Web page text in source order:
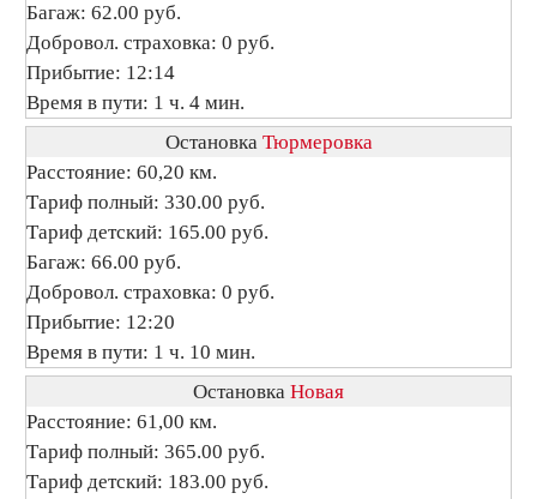
Багаж: 62.00 руб.
Добровол. страховка: 0 руб.
Прибытие: 12:14
Время в пути: 1 ч. 4 мин.
Остановка Тюрмеровка
Расстояние: 60,20 км.
Тариф полный: 330.00 руб.
Тариф детский: 165.00 руб.
Багаж: 66.00 руб.
Добровол. страховка: 0 руб.
Прибытие: 12:20
Время в пути: 1 ч. 10 мин.
Остановка Новая
Расстояние: 61,00 км.
Тариф полный: 365.00 руб.
Тариф детский: 183.00 руб.